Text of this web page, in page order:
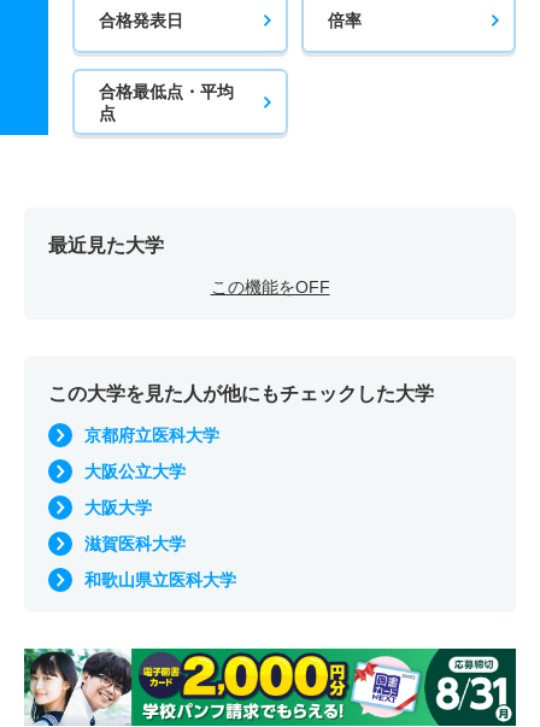
合格発表日 倍率
合格最低点・平均
点
最近見た大学
この機能をOFF
この大学を見た人が他にもチェックした大学
京都府立医科大学
大阪公立大学
大阪大学
滋賀医科大学
和歌山県立医科大学